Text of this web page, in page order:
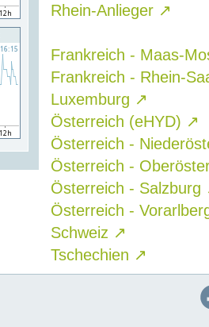
Rhein-Anlieger ↗
Frankreich - Maas-
Frankreich - Rhein-
Luxemburg ↗
Österreich (eHYD) ↗
Österreich -
Österreich -
Österreich - Salzburg
Österreich -
Schweiz ↗
Tschechien ↗